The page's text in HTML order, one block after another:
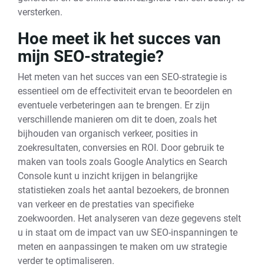
versterken.
Hoe meet ik het succes van
mijn SEO-strategie?
Het meten van het succes van een SEO-strategie is
essentieel om de effectiviteit ervan te beoordelen en
eventuele verbeteringen aan te brengen. Er zijn
verschillende manieren om dit te doen, zoals het
bijhouden van organisch verkeer, posities in
zoekresultaten, conversies en ROI. Door gebruik te
maken van tools zoals Google Analytics en Search
Console kunt u inzicht krijgen in belangrijke
statistieken zoals het aantal bezoekers, de bronnen
van verkeer en de prestaties van specifieke
zoekwoorden. Het analyseren van deze gegevens stelt
u in staat om de impact van uw SEO-inspanningen te
meten en aanpassingen te maken om uw strategie
verder te optimaliseren.